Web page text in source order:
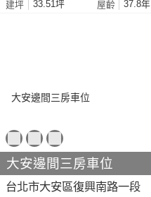
建坪 33.51坪 屋齡 37.8年
大安邊間三房車位
台北市大安區復興南路一段